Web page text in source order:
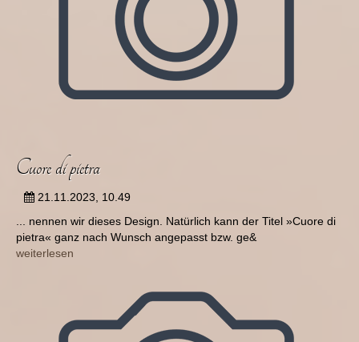
Cuore di pietra
21.11.2023, 10.49
... nennen wir dieses Design. Natürlich kann der Titel »Cuore di
pietra« ganz nach Wunsch angepasst bzw. ge&
weiterlesen